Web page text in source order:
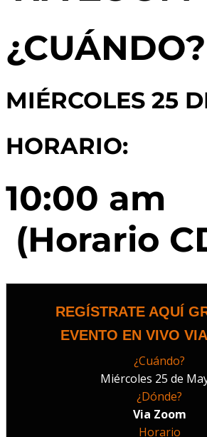
¿CUÁNDO?
MIÉRCOLES 25
HORARIO:
10:00 am
(Horario